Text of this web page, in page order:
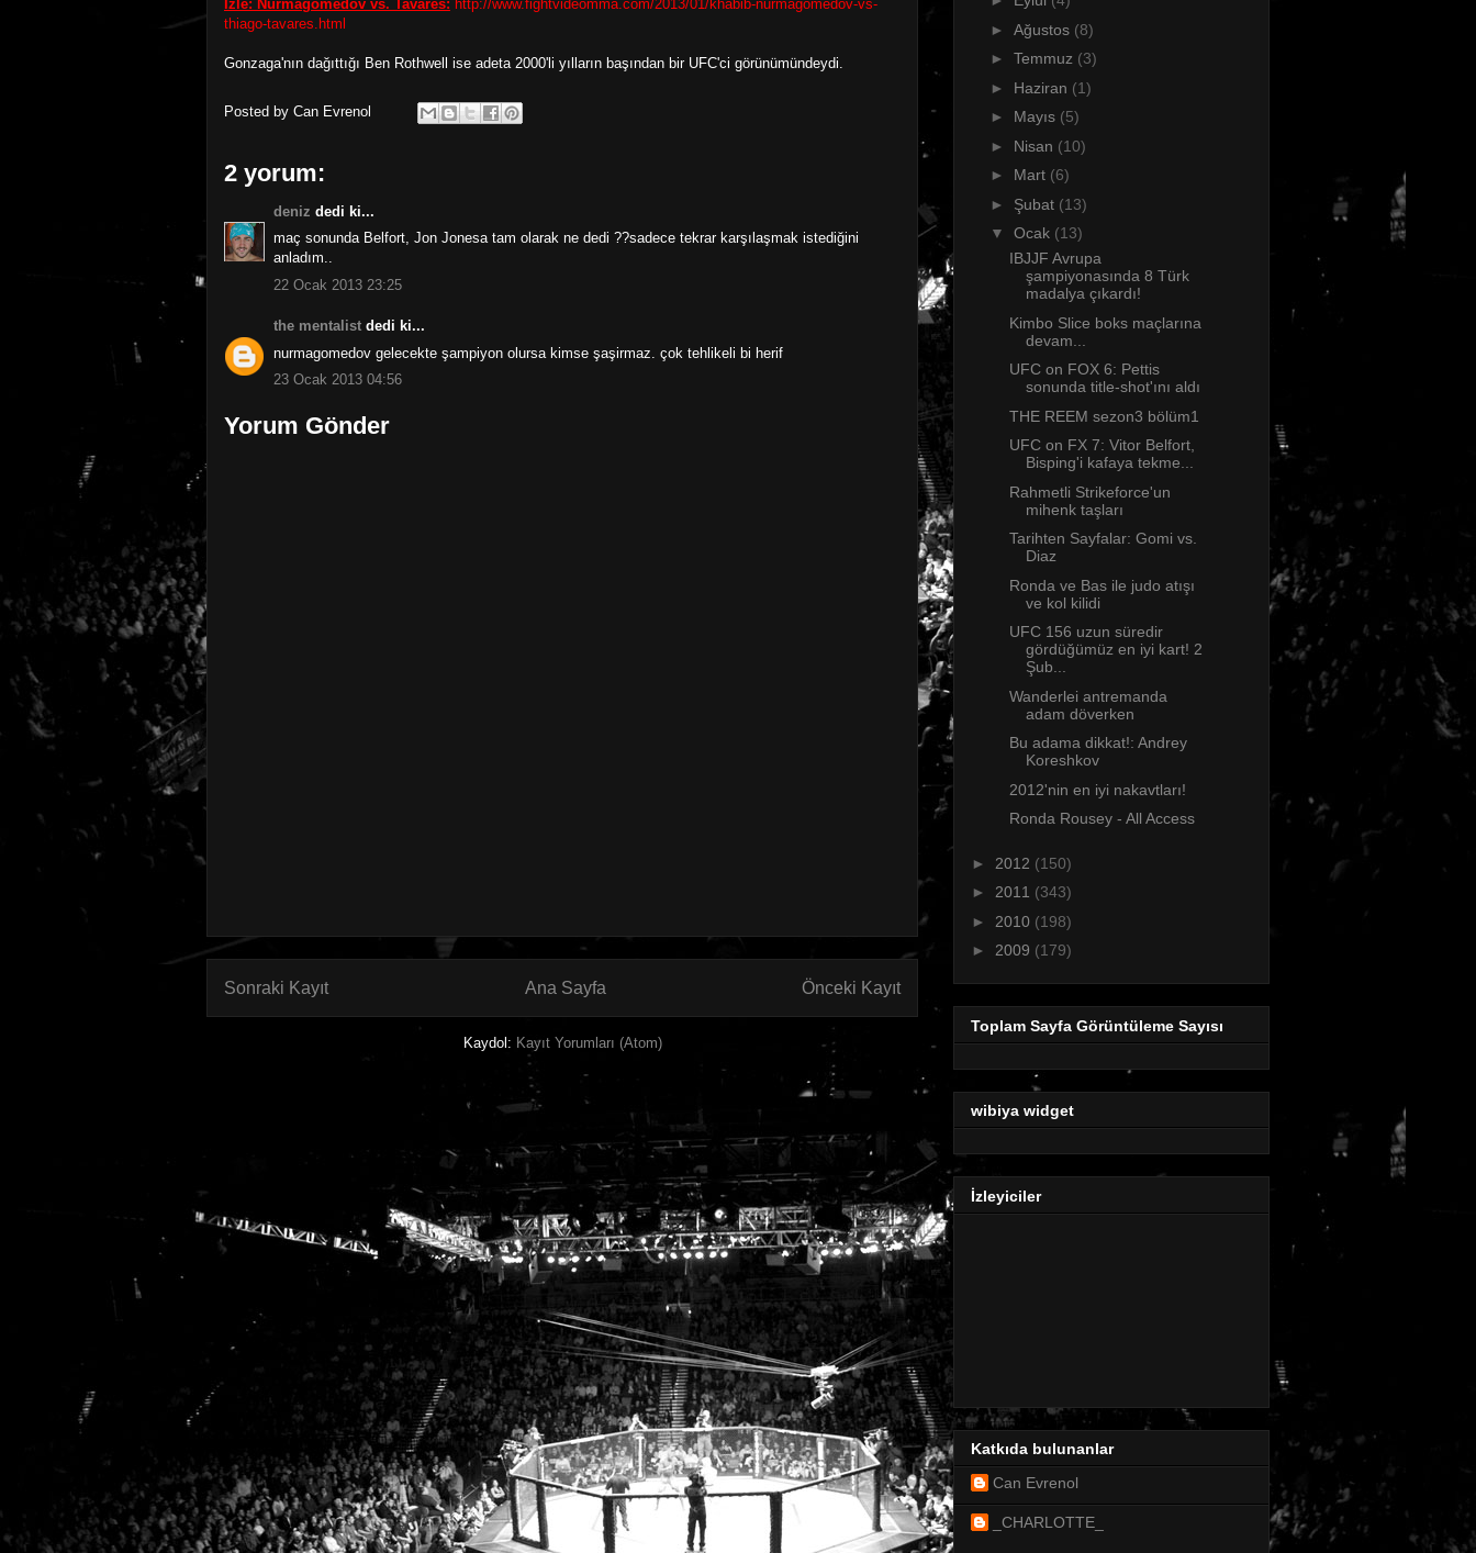
İzle: Nurmagomedov vs. Tavares: http://www.fightvideomma.com/2013/01/khabib-nurmagomedov-vs-
thiago-tavares.html
Gonzaga'nın dağıttığı Ben Rothwell ise adeta 2000'li yılların başından bir UFC'ci görünümündeydi.
Posted by Can Evrenol
2 yorum:
deniz dedi ki...
maç sonunda Belfort, Jon Jonesa tam olarak ne dedi ??sadece tekrar karşılaşmak istediğini
anladım..
22 Ocak 2013 23:25
the mentalist dedi ki...
nurmagomedov gelecekte şampiyon olursa kimse şaşirmaz. çok tehlikeli bi herif
23 Ocak 2013 04:56
Yorum Gönder
Sonraki Kayıt Önceki Kayıt
Ana Sayfa
Kaydol: Kayıt Yorumları (Atom)
► Ağustos (8)
► Temmuz (3)
► Haziran (1)
► Mayıs (5)
► Nisan (10)
► Mart (6)
► Şubat (13)
▼ Ocak (13)
IBJJF Avrupa
şampiyonasında 8 Türk
madalya çıkardı!
Kimbo Slice boks maçlarına
devam...
UFC on FOX 6: Pettis
sonunda title-shot'ını aldı
THE REEM sezon3 bölüm1
UFC on FX 7: Vitor Belfort,
Bisping'i kafaya tekme...
Rahmetli Strikeforce'un
mihenk taşları
Tarihten Sayfalar: Gomi vs.
Diaz
Ronda ve Bas ile judo atışı
ve kol kilidi
UFC 156 uzun süredir
gördüğümüz en iyi kart! 2
Şub...
Wanderlei antremanda
adam döverken
Bu adama dikkat!: Andrey
Koreshkov
2012'nin en iyi nakavtları!
Ronda Rousey - All Access
► 2012 (150)
► 2011 (343)
► 2010 (198)
► 2009 (179)
Toplam Sayfa Görüntüleme Sayısı
wibiya widget
İzleyiciler
Katkıda bulunanlar
Can Evrenol
_CHARLOTTE_